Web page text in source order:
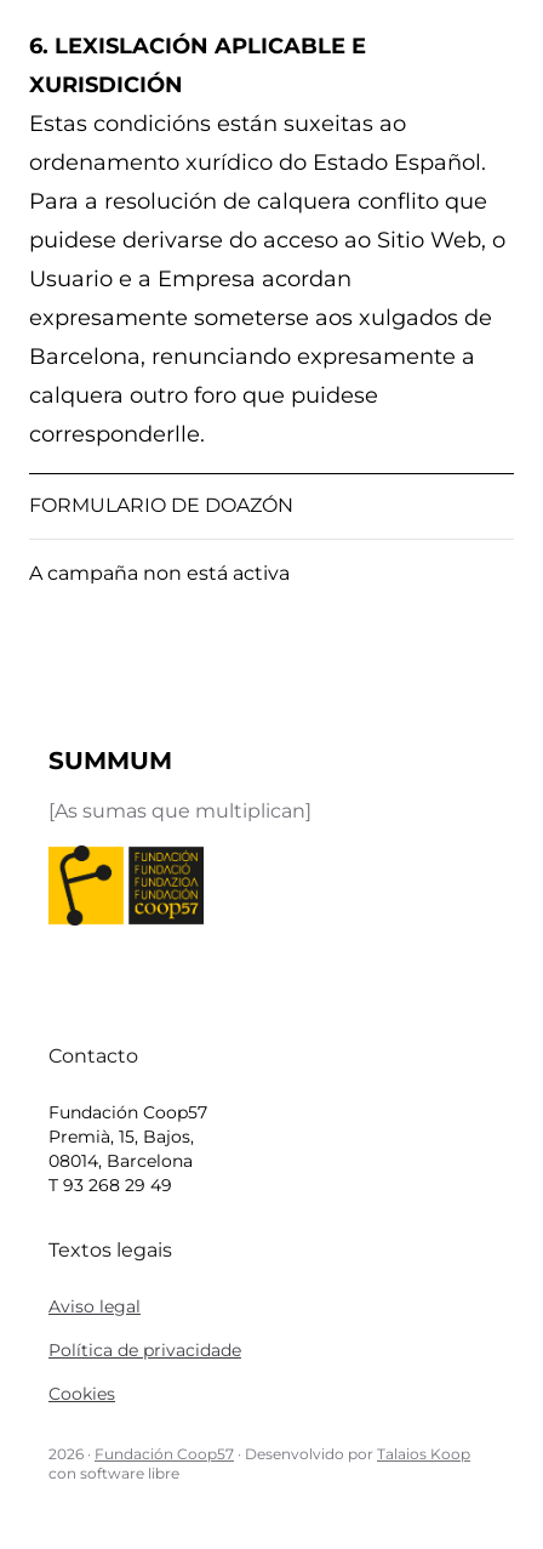
6. LEXISLACIÓN APLICABLE E
XURISDICIÓN
Estas condicións están suxeitas ao
ordenamento xurídico do Estado Español.
Para a resolución de calquera conflito que
puidese derivarse do acceso ao Sitio Web, o
Usuario e a Empresa acordan
expresamente someterse aos xulgados de
Barcelona, ​​renunciando expresamente a
calquera outro foro que puidese
corresponderlle.
FORMULARIO DE DOAZÓN
A campaña non está activa
SUMMUM
[As sumas que multiplican]
Contacto
Fundación Coop57
Premià, 15, Bajos,
08014, Barcelona
T 93 268 29 49
Textos legais
Aviso legal
Política de privacidade
Cookies
2026 · Fundación Coop57 · Desenvolvido por Talaios Koop
con software libre